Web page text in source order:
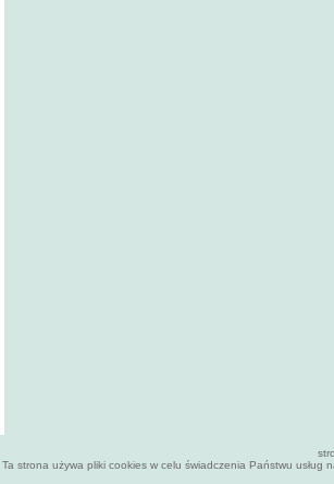
Ta strona używa pliki cookies w celu świadczenia Państwu